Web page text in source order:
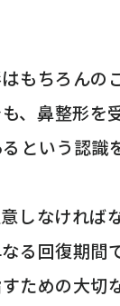
もちろんの
、鼻整形を
という認識
しなければ
る回復期間
ための大切